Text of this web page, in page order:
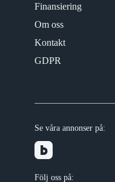
Finansiering
Om oss
Kontakt
GDPR
Se våra annonser på:
Följ oss på: